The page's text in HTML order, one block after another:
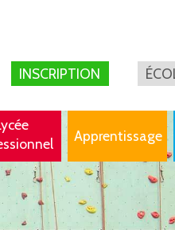
INSCRIPTION
Apprentissage